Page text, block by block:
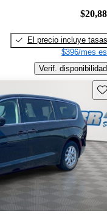
El precio incluye tasas
$396/mes
Verif. disponibilidad